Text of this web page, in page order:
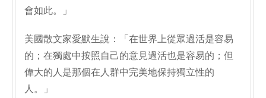
會如此。」
美國散文家愛默生說：「在世界上從眾過活是容易
的；在獨處中按照自己的意見過活也是容易的；但
偉大的人是那個在人群中完美地保持獨立性的
人。」